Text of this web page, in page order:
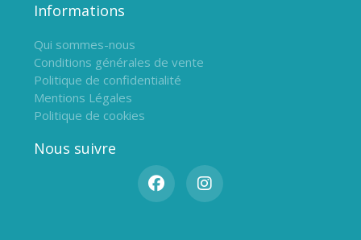
Informations
Qui sommes-nous
Conditions générales de vente
Politique de confidentialité
Mentions Légales
Politique de cookies
Nous suivre